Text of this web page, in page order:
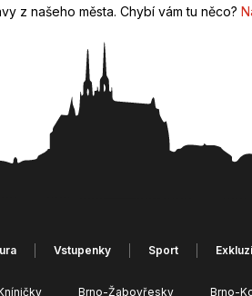
z našeho města. Chybí vám tu něco?
Vstupenky Sport
Brno-Žabovřesky Brno-